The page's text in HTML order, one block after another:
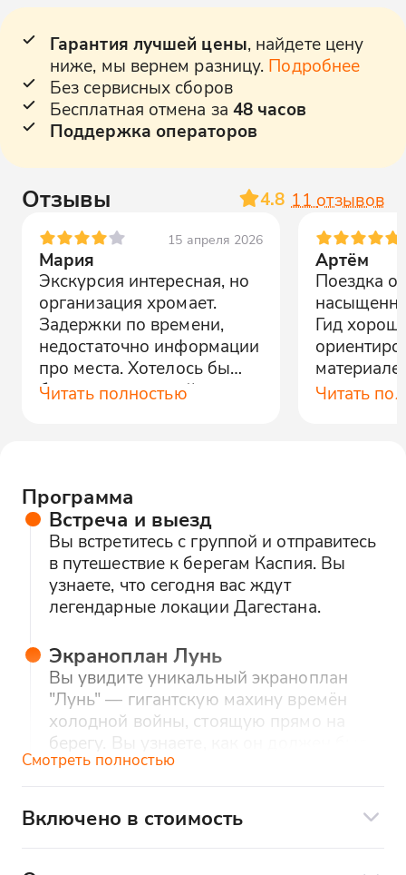
Гарантия лучшей цены, найдете цену
ниже, мы вернем разницу. Подробнее
Без сервисных сборов
Бесплатная отмена за 48 часов
Поддержка операторов
Отзывы 4.8 11 отзывов
15 апреля 2026
Мария
Экскурсия интересная, но
организация хромает.
Задержки по времени,
недостаточно информации
про места. Хотелось бы
более насыщенной
Читать полностью
Артём
Поездка
Гид
много
Читать
Программа
Встреча и выезд
Вы встретитесь с группой и отправитесь
в путешествие к берегам Каспия. Вы
узнаете, что сегодня вас ждут
легендарные локации Дагестана.
Экраноплан Лунь
Вы увидите уникальный экраноплан
"Лунь" — гигантскую махину времён
холодной войны, стоящую прямо на
берегу. Вы узнаете, как он должен был
парить над водой и почему остался
Дербент
Смотреть полностью
Включено в стоимость